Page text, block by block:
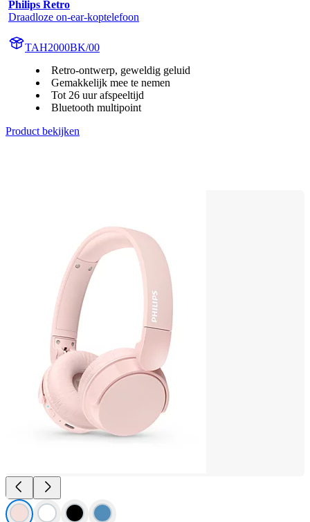
Philips Retro
Draadloze on-ear-koptelefoon
TAH2000BK/00
Retro-ontwerp, geweldig geluid
Gemakkelijk mee te nemen
Tot 26 uur afspeeltijd
Bluetooth multipoint
Product bekijken